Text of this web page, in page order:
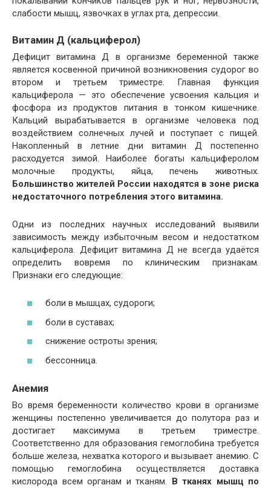
слабости мышц, язвочках в углах рта, депрессии.
Витамин Д (кальциферол)
Дефицит витамина Д в организме беременной также
является косвенной причиной возникновения судорог во
втором и третьем триместре. Главная функция
кальциферола — это обеспечение усвоения кальция и
фосфора из продуктов питания в тонком кишечнике.
Кальций вырабатывается в организме человека под
воздействием солнечных лучей и поступает с пищей.
Накопленный в летние дни витамин Д постепенно
расходуется зимой. Наиболее богаты кальциферолом
молочные продукты, яйца, печень животных.
Большинство жителей России находятся в зоне риска
недостаточного потребления этого витамина.
Одни из последних научных исследований выявили
зависимость между избыточным весом и недостатком
кальциферола. Дефицит витамина Д не всегда удаётся
определить вовремя по клиническим признакам.
Признаки его следующие:
боли в мышцах, судороги;
боли в суставах;
снижение остроты зрения;
бессонница.
Анемия
Во время беременности количество крови в организме
женщины постепенно увеличивается до полутора раз и
достигает максимума в третьем триместре.
Соответственно для образования гемоглобина требуется
больше железа, нехватка которого и вызывает анемию. С
помощью гемоглобина осуществляется доставка
кислорода всем органам и тканям. В тканях мышц по